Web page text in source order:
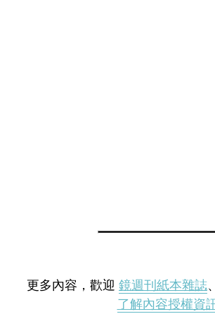
更多內容，歡迎 鏡週刊紙本雜誌、
了解內容授權資